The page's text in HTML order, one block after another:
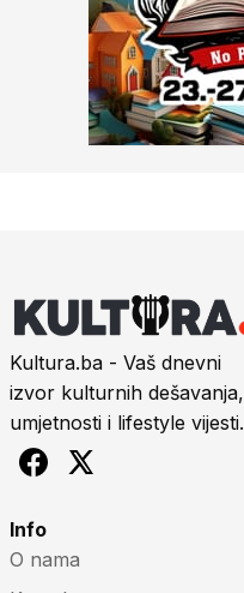
Kultura.ba - Vaš dnevni
izvor kulturnih dešavanja,
umjetnosti i lifestyle vijesti.
Info
O nama